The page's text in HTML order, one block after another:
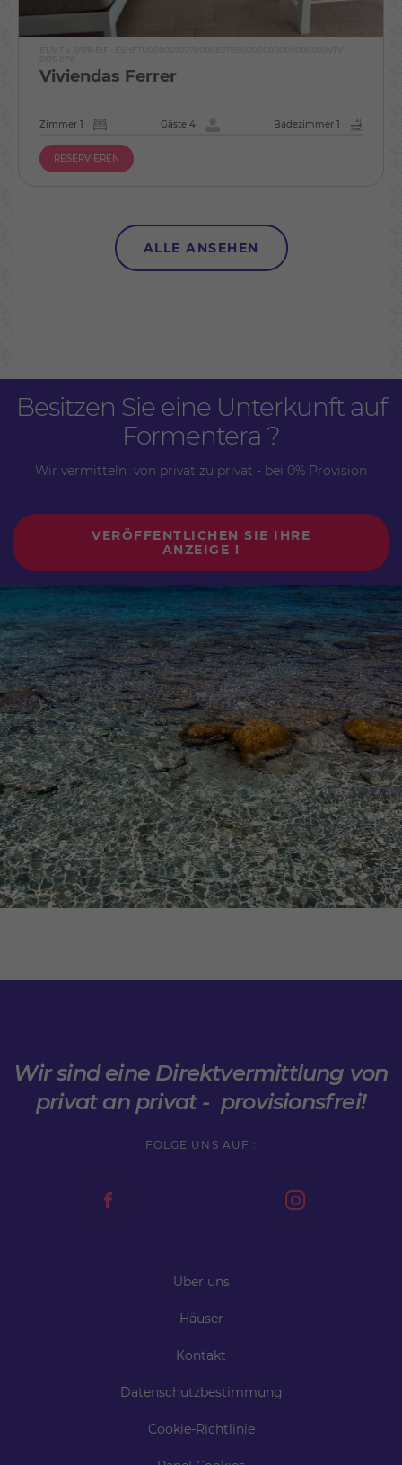
Viviendas Ferrer
Zimmer 1 Gäste 4 Badezimmer 1
RESERVIEREN
ALLE ANSEHEN
Besitzen Sie eine Unterkunft auf
Formentera ?
Wir vermitteln von privat zu privat - bei 0% Provision
VERÖFFENTLICHEN SIE IHRE
ANZEIGE !
Wir sind eine Direktvermittlung von
privat an privat - provisionsfrei!
FOLGE UNS AUF :
Über uns
Häuser
Kontakt
Datenschutzbestimmung
Cookie-Richtlinie